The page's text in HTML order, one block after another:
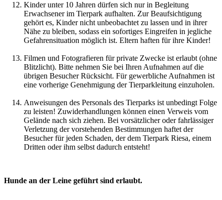
Kinder unter 10 Jahren dürfen sich nur in Begleitung
Erwachsener im Tierpark aufhalten. Zur Beaufsichtigung
gehört es, Kinder nicht unbeobachtet zu lassen und in ihrer
Nähe zu bleiben, sodass ein sofortiges Eingreifen in jegliche
Gefahrensituation möglich ist. Eltern haften für ihre Kinder!
Filmen und Fotografieren für private Zwecke ist erlaubt (ohne
Blitzlicht). Bitte nehmen Sie bei Ihren Aufnahmen auf die
übrigen Besucher Rücksicht. Für gewerbliche Aufnahmen ist
eine vorherige Genehmigung der Tierparkleitung einzuholen.
Anweisungen des Personals des Tierparks ist unbedingt Folge
zu leisten! Zuwiderhandlungen können einen Verweis vom
Gelände nach sich ziehen. Bei vorsätzlicher oder fahrlässiger
Verletzung der vorstehenden Bestimmungen haftet der
Besucher für jeden Schaden, der dem Tierpark Riesa, einem
Dritten oder ihm selbst dadurch entsteht!
Hunde an der Leine geführt sind erlaubt.